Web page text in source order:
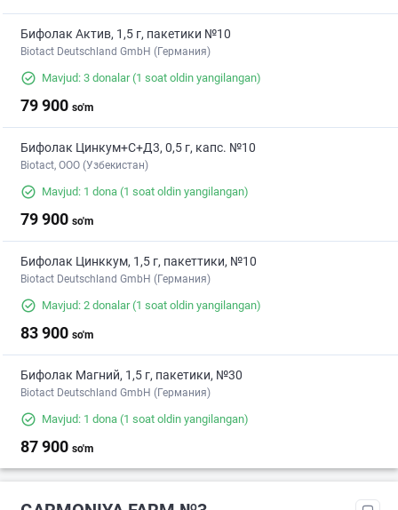
Бифолак Актив, 1,5 г, пакетики №10
Biotact Deutschland GmbH (Германия)
Mavjud: 3 donalar(1 soat oldin yangilangan)
79 900 so'm
Бифолак Цинкум+С+Д3, 0,5 г, капс. №10
Biotact, ООО (Узбекистан)
Mavjud: 1 dona (1 soat oldin yangilangan)
79 900 so'm
Бифолак Цинккум, 1,5 г, пакеттики, №10
Biotact Deutschland GmbH (Германия)
Mavjud: 2 donalar(1 soat oldin yangilangan)
83 900 so'm
Бифолак Магний, 1,5 г, пакетики, №30
Biotact Deutschland GmbH (Германия)
Mavjud: 1 dona (1 soat oldin yangilangan)
87 900 so'm